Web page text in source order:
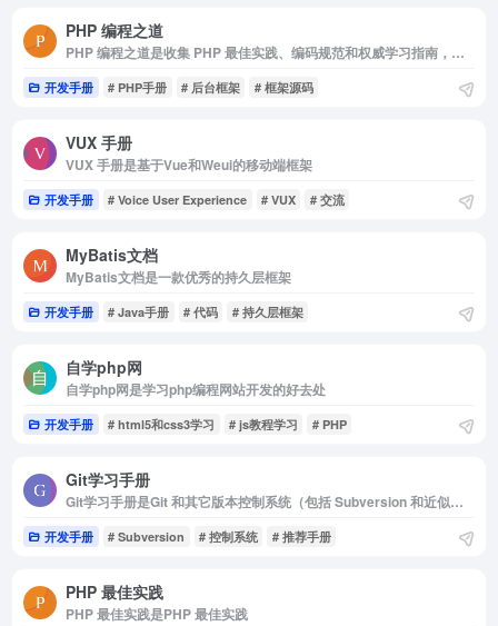
PHP 编程之道
PHP 编程之道是收集 PHP 最佳实践、编码规范和权威学习指南，方便 PHP 开发者阅读和查找
开发手册 # PHP手册 # 后台框架 # 框架源码
VUX 手册
VUX 手册是基于Vue和Weui的移动端框架
开发手册 # Voice User Experience # VUX # 交流
MyBatis文档
MyBatis文档是一款优秀的持久层框架
开发手册 # Java手册 # 代码 # 持久层框架
自学php网
自学php网是学习php编程网站开发的好去处
开发手册 # html5和css3学习 # js教程学习 # PHP
Git学习手册
Git学习手册是Git 和其它版本控制系统（包括 Subversion 和近似工具）的主要差别在于 Git 对待数据的方式
开发手册 # Subversion # 控制系统 # 推荐手册
PHP 最佳实践
PHP 最佳实践是PHP 最佳实践